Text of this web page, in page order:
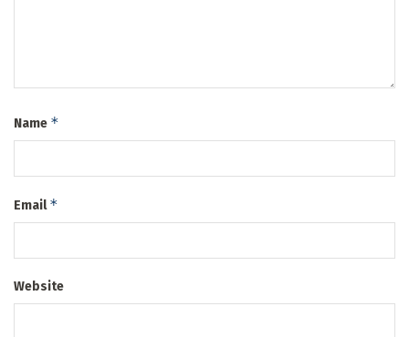
Name *
Email*
Website